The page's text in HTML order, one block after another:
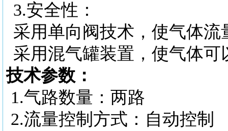
3.安全性：
采用单向阀技术，使气体
采用混气罐装置，使气体
技术参数：
1.气路数量：两路
2.流量控制方式：自动控制